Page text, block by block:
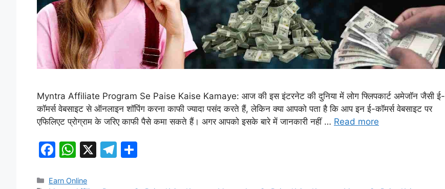
Myntra Affiliate Program Se Paise Kaise Kamaye: आज की इस इंटरनेट की दुनिया में लोग फ्लिपकार्ट अमेजॉन जैसी ई-
कॉमर्स वेबसाइट से ऑनलाइन शॉपिंग करना काफी ज्यादा पसंद करते हैं, लेकिन क्या आपको पता है कि आप इन ई-कॉमर्स वेबसाइट पर
एफिलिएट प्रोग्राम के जरिए काफी पैसे कमा सकते हैं। अगर आपको इसके बारे में जानकारी नहीं … Read more
F
c
W
at
X
T
Categories
Earn Online